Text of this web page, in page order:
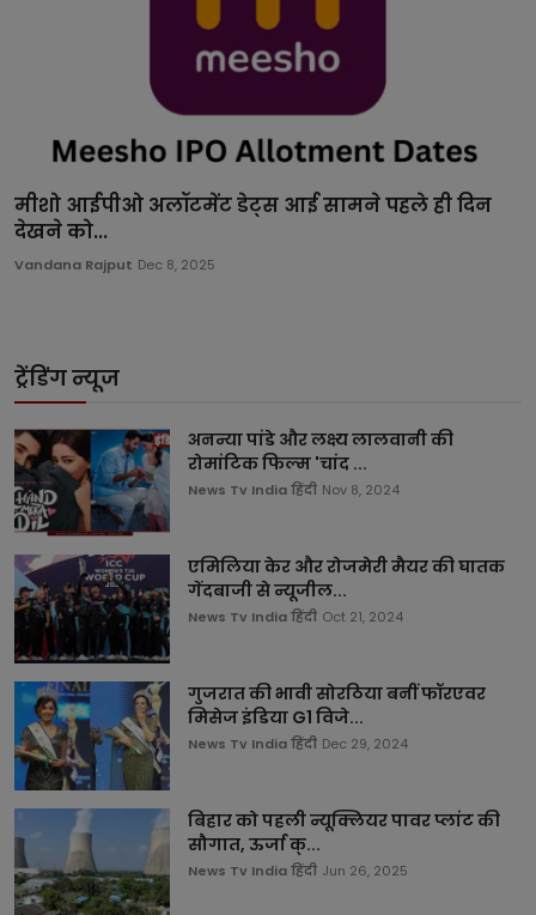
मीशो आईपीओ अलॉटमेंट डेट्स आई सामने पहले ही दिन
देखने को...
Vandana Rajput Dec 8, 2025
ट्रेंडिंग न्यूज
अनन्या पांडे और लक्ष्य लालवानी की
रोमांटिक फिल्म 'चांद ...
News Tv India हिंदी Nov 8, 2024
एमिलिया केर और रोजमेरी मैयर की घातक
गेंदबाजी से न्यूजील...
News Tv India हिंदी Oct 21, 2024
गुजरात की भावी सोरठिया बनीं फॉरएवर
मिसेज इंडिया G1 विजे...
News Tv India हिंदी Dec 29, 2024
बिहार को पहली न्यूक्लियर पावर प्लांट की
सौगात, ऊर्जा क्...
News Tv India हिंदी Jun 26, 2025